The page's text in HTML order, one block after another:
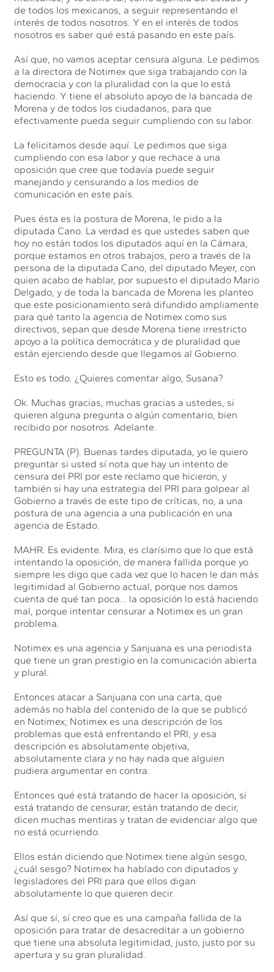
de todos los mexicanos, a seguir representando el
interés de todos nosotros. Y en el interés de todos
nosotros es saber qué está pasando en este país.
Así que, no vamos aceptar censura alguna. Le pedimos
a la directora de Notimex que siga trabajando con la
democracia y con la pluralidad con la que lo está
haciendo. Y tiene el absoluto apoyo de la bancada de
Morena y de todos los ciudadanos, para que
efectivamente pueda seguir cumpliendo con su labor.
La felicitamos desde aquí. Le pedimos que siga
cumpliendo con esa labor y que rechace a una
oposición que cree que todavía puede seguir
manejando y censurando a los medios de
comunicación en este país.
Pues ésta es la postura de Morena, le pido a la
diputada Cano. La verdad es que ustedes saben que
hoy no están todos los diputados aquí en la Cámara,
porque estamos en otros trabajos, pero a través de la
persona de la diputada Cano, del diputado Meyer, con
quien acabo de hablar, por supuesto el diputado Mario
Delgado, y de toda la bancada de Morena les planteo
que este posicionamiento será difundido ampliamente
para qué tanto la agencia de Notimex como sus
directivos, sepan que desde Morena tiene irrestricto
apoyo a la política democrática y de pluralidad que
están ejerciendo desde que llegamos al Gobierno.
Esto es todo. ¿Quieres comentar algo, Susana?
Ok. Muchas gracias, muchas gracias a ustedes, si
quieren alguna pregunta o algún comentario, bien
recibido por nosotros. Adelante.
PREGUNTA (P). Buenas tardes diputada, yo le quiero
preguntar si usted sí nota que hay un intento de
censura del PRI por este reclamo que hicieron, y
también si hay una estrategia del PRI para golpear al
Gobierno a través de este tipo de críticas, no, a una
postura de una agencia a una publicación en una
agencia de Estado.
MAHR. Es evidente. Mira, es clarísimo que lo que está
intentando la oposición, de manera fallida porque yo
siempre les digo que cada vez que lo hacen le dan más
legitimidad al Gobierno actual, porque nos damos
cuenta de qué tan poca… la oposición lo está haciendo
mal, porque intentar censurar a Notimex es un gran
problema.
Notimex es una agencia y Sanjuana es una periodista
que tiene un gran prestigio en la comunicación abierta
y plural.
Entonces atacar a Sanjuana con una carta, que
además no habla del contenido de la que se publicó
en Notimex; Notimex es una descripción de los
problemas que está enfrentando el PRI, y esa
descripción es absolutamente objetiva,
absolutamente clara y no hay nada que alguien
pudiera argumentar en contra.
Entonces qué está tratando de hacer la oposición, sí
está tratando de censurar, están tratando de decir,
dicen muchas mentiras y tratan de evidenciar algo que
no está ocurriendo.
Ellos están diciendo que Notimex tiene algún sesgo,
¿cuál sesgo? Notimex ha hablado con diputados y
legisladores del PRI para que ellos digan
absolutamente lo que quieren decir.
Así que sí, sí creo que es una campaña fallida de la
oposición para tratar de desacreditar a un gobierno
que tiene una absoluta legitimidad, justo, justo por su
apertura y su gran pluralidad.